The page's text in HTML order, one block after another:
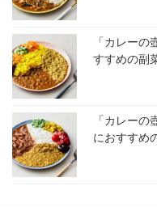
「カレー
すすめの副
「カレーの
におすすめ